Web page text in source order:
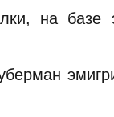
на базе